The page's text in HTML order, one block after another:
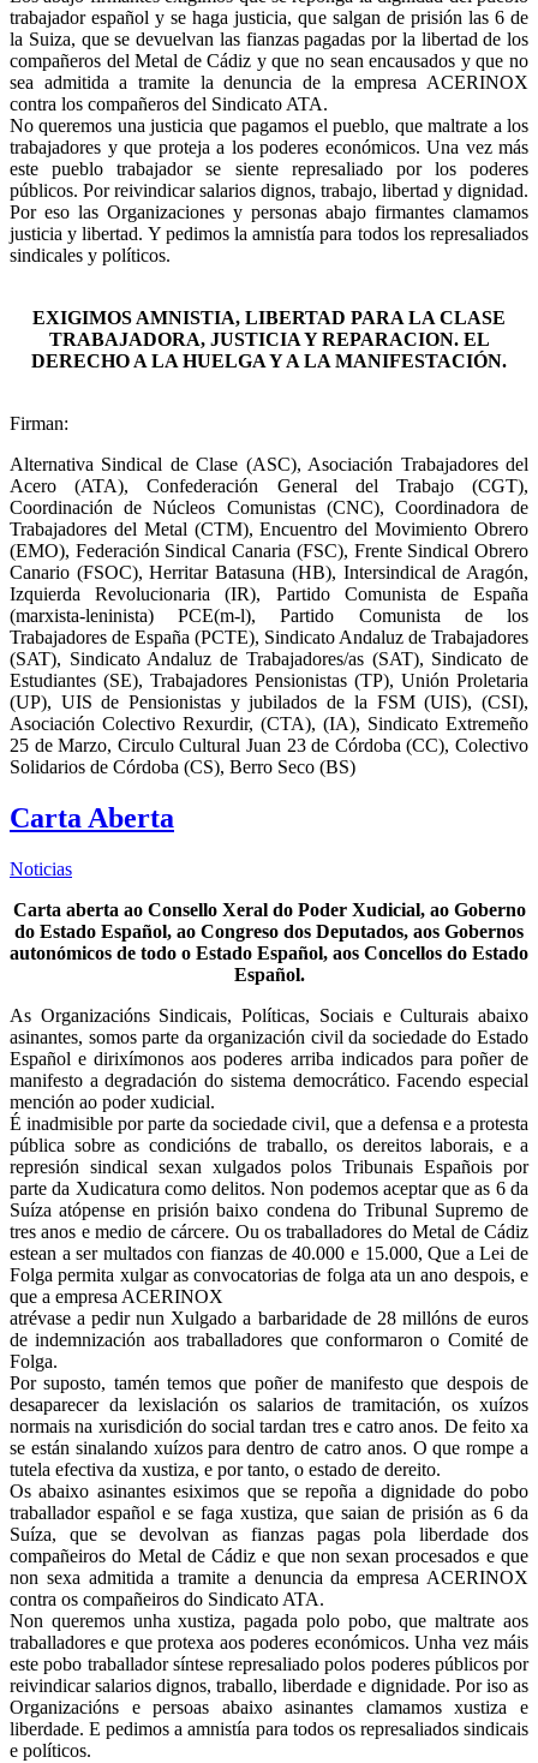
trabajador español y se haga justicia, que salgan de prisión las 6 de
la Suiza, que se devuelvan las fianzas pagadas por la libertad de los
compañeros del Metal de Cádiz y que no sean encausados y que no
sea admitida a tramite la denuncia de la empresa ACERINOX
contra los compañeros del Sindicato ATA.
No queremos una justicia que pagamos el pueblo, que maltrate a los
trabajadores y que proteja a los poderes económicos. Una vez más
este pueblo trabajador se siente represaliado por los poderes
públicos. Por reivindicar salarios dignos, trabajo, libertad y dignidad.
Por eso las Organizaciones y personas abajo firmantes clamamos
justicia y libertad. Y pedimos la amnistía para todos los represaliados
sindicales y políticos.
EXIGIMOS AMNISTIA, LIBERTAD PARA LA CLASE
TRABAJADORA, JUSTICIA Y REPARACION. EL
DERECHO A LA HUELGA Y A LA MANIFESTACIÓN.
Firman:
Alternativa Sindical de Clase (ASC), Asociación Trabajadores del
Acero (ATA), Confederación General del Trabajo (CGT),
Coordinación de Núcleos Comunistas (CNC), Coordinadora de
Trabajadores del Metal (CTM), Encuentro del Movimiento Obrero
(EMO), Federación Sindical Canaria (FSC), Frente Sindical Obrero
Canario (FSOC), Herritar Batasuna (HB), Intersindical de Aragón,
Izquierda Revolucionaria (IR), Partido Comunista de España
(marxista-leninista) PCE(m-l), Partido Comunista de los
Trabajadores de España (PCTE), Sindicato Andaluz de Trabajadores
(SAT), Sindicato Andaluz de Trabajadores/as (SAT), Sindicato de
Estudiantes (SE), Trabajadores Pensionistas (TP), Unión Proletaria
(UP), UIS de Pensionistas y jubilados de la FSM (UIS), (CSI),
Asociación Colectivo Rexurdir, (CTA), (IA), Sindicato Extremeño
25 de Marzo, Circulo Cultural Juan 23 de Córdoba (CC), Colectivo
Solidarios de Córdoba (CS), Berro Seco (BS)
Carta Aberta
Noticias
Carta aberta ao Consello Xeral do Poder Xudicial, ao Goberno
do Estado Español, ao Congreso dos Deputados, aos Gobernos
autonómicos de todo o Estado Español, aos Concellos do Estado
Español.
As Organizacións Sindicais, Políticas, Sociais e Culturais abaixo
asinantes, somos parte da organización civil da sociedade do Estado
Español e dirixímonos aos poderes arriba indicados para poñer de
manifesto a degradación do sistema democrático. Facendo especial
mención ao poder xudicial.
É inadmisible por parte da sociedade civil, que a defensa e a protesta
pública sobre as condicións de traballo, os dereitos laborais, e a
represión sindical sexan xulgados polos Tribunais Españois por
parte da Xudicatura como delitos. Non podemos aceptar que as 6 da
Suíza atópense en prisión baixo condena do Tribunal Supremo de
tres anos e medio de cárcere. Ou os traballadores do Metal de Cádiz
estean a ser multados con fianzas de 40.000 e 15.000, Que a Lei de
Folga permita xulgar as convocatorias de folga ata un ano despois, e
que a empresa ACERINOX
atrévase a pedir nun Xulgado a barbaridade de 28 millóns de euros
de indemnización aos traballadores que conformaron o Comité de
Folga.
Por suposto, tamén temos que poñer de manifesto que despois de
desaparecer da lexislación os salarios de tramitación, os xuízos
normais na xurisdición do social tardan tres e catro anos. De feito xa
se están sinalando xuízos para dentro de catro anos. O que rompe a
tutela efectiva da xustiza, e por tanto, o estado de dereito.
Os abaixo asinantes esiximos que se repoña a dignidade do pobo
traballador español e se faga xustiza, que saian de prisión as 6 da
Suíza, que se devolvan as fianzas pagas pola liberdade dos
compañeiros do Metal de Cádiz e que non sexan procesados e que
non sexa admitida a tramite a denuncia da empresa ACERINOX
contra os compañeiros do Sindicato ATA.
Non queremos unha xustiza, pagada polo pobo, que maltrate aos
traballadores e que protexa aos poderes económicos. Unha vez máis
este pobo traballador síntese represaliado polos poderes públicos por
reivindicar salarios dignos, traballo, liberdade e dignidade. Por iso as
Organizacións e persoas abaixo asinantes clamamos xustiza e
liberdade. E pedimos a amnistía para todos os represaliados sindicais
e políticos.